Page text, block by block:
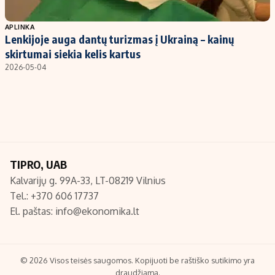
Populiarios temos
Investavimas
Akcijų rinka
Titulinis
Nedarbo išmokos skaičiuoklė
Redakcija
Turinio žymėjimo taisyklės
APLINKA
Lenkijoje auga dantų turizmas į Ukrainą – kainų
skirtumai siekia kelis kartus
2026-05-04
TIPRO, UAB
Kalvarijų g. 99A-33, LT-08219 Vilnius
Tel.: +370 606 17737
El. paštas: info@ekonomika.lt
© 2026 Visos teisės saugomos. Kopijuoti be raštiško sutikimo yra
draudžiama.